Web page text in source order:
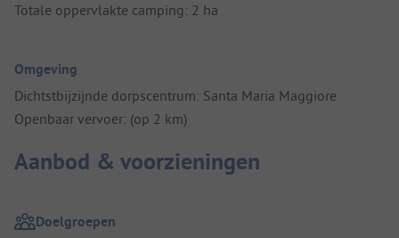
Totale oppervlakte camping: 2 ha
Omgeving
Dichtstbijzijnde dorpscentrum: Santa Maria Maggiore
Openbaar vervoer: (op 2 km)
Aanbod & voorzieningen
Doelgroepen